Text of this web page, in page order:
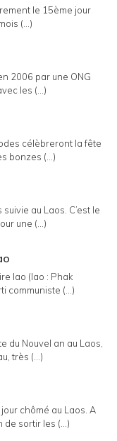
le 15ème jour
(...)
2006 par une ONG
les (...)
célèbreront la fête
bonzes (...)
au Laos. C’est le
une (...)
lao (lao : Phak
communiste (...)
du Nouvel an au Laos,
très (...)
chômé au Laos. A
de sortir les (...)